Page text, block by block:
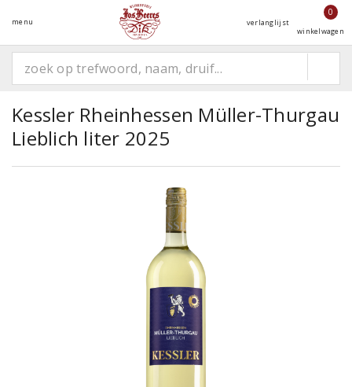
menu verlanglijst
0
winkelwagen
Kessler Rheinhessen Müller-Thurgau
Lieblich liter 2025